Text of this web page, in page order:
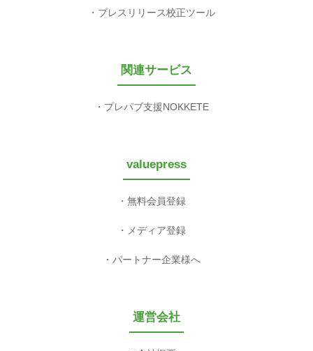
プレスリリース校正ツール
関連サービス
プレパブ支援NOKKETE
valuepress
無料会員登録
メディア登録
パートナー企業様へ
運営会社